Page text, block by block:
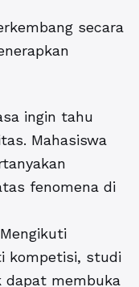
secara
ingin tahu
Mahasiswa
fenomena di
kompetisi, studi
dapat membuka